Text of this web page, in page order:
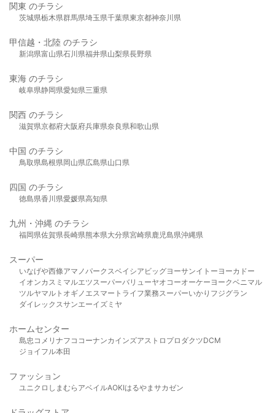
関東 のチラシ
茨城県栃木県群馬県埼玉県千葉県東京都神奈川県
甲信越・北陸 のチラシ
新潟県富山県石川県福井県山梨県長野県
東海 のチラシ
岐阜県静岡県愛知県三重県
関西 のチラシ
滋賀県京都府大阪府兵庫県奈良県和歌山県
中国 のチラシ
鳥取県島根県岡山県広島県山口県
四国 のチラシ
徳島県香川県愛媛県高知県
九州・沖縄 のチラシ
福岡県佐賀県長崎県熊本県大分県宮崎県鹿児島県沖縄県
スーパー
いなげや西條アマノパークスベイシア ビッグヨーサンイトーヨーカドー
イオンカスミ マルエツスーパーバリューヤオコーオーケー ヨークベニマル
ツルヤマルト オギノ エスマート ライフ業務スーパーいかり フジグラン
ダイレックスサンエーイズミヤ
ホームセンター
島忠 コメリ ナフコ コーナンカインズアストロプロダクツDCM
ジョイフル本田
ファッション
ユニクロ しまむら アベイルAOKIはるやま サカゼン